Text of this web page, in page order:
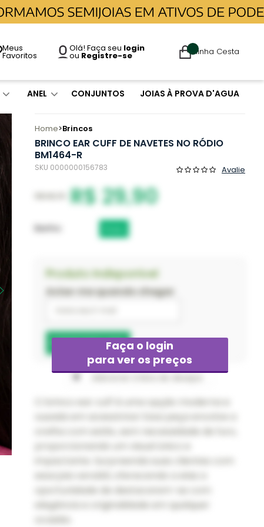
Meus
Favoritos
Olá! Faça seu login
ou Registre-se Minha Cesta
ANEL CONJUNTOS JOIAS À PROVA D'AGUA
Home Brincos
BRINCO EAR CUFF DE NAVETES NO RÓDIO
BM1464-R
SKU 0000000156783 Avalie
R$ 29,90
Banho
Produto Indisponível
Avise-me quando chegar
O brinco ear cuff é uma opção moderna e
ousada em acessórios! Essa peça envolve a
impactante. Surpreenda suas clientes com
elegância e originalidade em qualquer
Faça o login
para ver os preços